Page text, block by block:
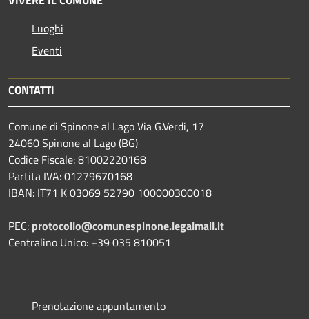
Luoghi
Eventi
CONTATTI
Comune di Spinone al Lago Via G.Verdi, 17
24060 Spinone al Lago (BG)
Codice Fiscale: 81002220168
Partita IVA: 01279670168
IBAN: IT71 K 03069 52790 100000300018
PEC: protocollo@comunespinone.legalmail.it
Centralino Unico: +39 035 810051
Prenotazione appuntamento